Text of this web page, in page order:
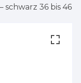
schwarz 36 bis 46